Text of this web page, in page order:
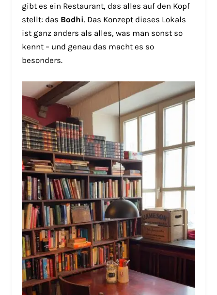
gibt es ein Restaurant, das alles auf den Kopf
stellt: das Bodhi. Das Konzept dieses Lokals
ist ganz anders als alles, was man sonst so
kennt – und genau das macht es so
besonders.